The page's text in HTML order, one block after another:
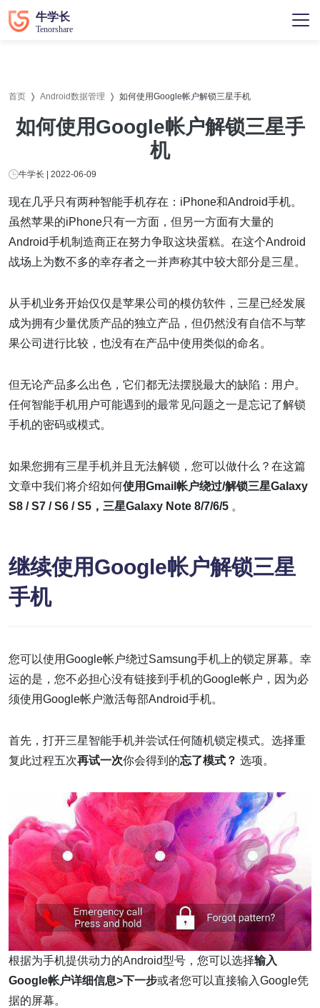
首页 Android数据管理 如何使用Google帐户解锁三星手机
如何使用Google帐户解锁三星手
机
牛学长 | 2022-06-09
现在几乎只有两种智能手机存在：iPhone和Android手机。
虽然苹果的iPhone只有一方面，但另一方面有大量的
Android手机制造商正在努力争取这块蛋糕。在这个Android
战场上为数不多的幸存者之一并声称其中较大部分是三星。
从手机业务开始仅仅是苹果公司的模仿软件，三星已经发展
成为拥有少量优质产品的独立产品，但仍然没有自信不与苹
果公司进行比较，也没有在产品中使用类似的命名。
但无论产品多么出色，它们都无法摆脱最大的缺陷：用户。
任何智能手机用户可能遇到的最常见问题之一是忘记了解锁
手机的密码或模式。
如果您拥有三星手机并且无法解锁，您可以做什么？在这篇
文章中我们将介绍如何使用Gmail帐户绕过/解锁三星Galaxy
S8 / S7 / S6 / S5，三星Galaxy Note 8/7/6/5 。
继续使用Google帐户解锁三星
手机
您可以使用Google帐户绕过Samsung手机上的锁定屏幕。幸
运的是，您不必担心没有链接到手机的Google帐户，因为必
须使用Google帐户激活每部Android手机。
首先，打开三星智能手机并尝试任何随机锁定模式。选择重
复此过程五次再试一次你会得到的忘了模式？ 选项。
根据为手机提供动力的Android型号，您可以选择输入
Google帐户详细信息>下一步或者您可以直接输入Google凭
据的屏幕。